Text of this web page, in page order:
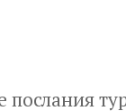
послания